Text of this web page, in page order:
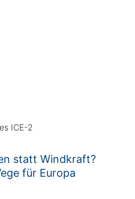
ICE-2
statt Windkraft?
für Europa